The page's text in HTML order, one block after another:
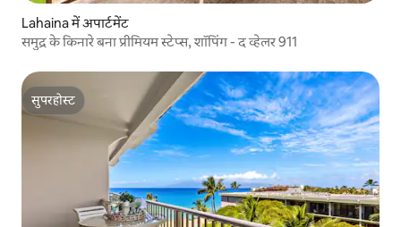
Lahaina में अपार्टमेंट
समुद्र के किनारे बना प्रीमियम स्टेप्स, शॉपिंग - द व्हेलर 911
सुपरहोस्ट
सुपरहोस्ट